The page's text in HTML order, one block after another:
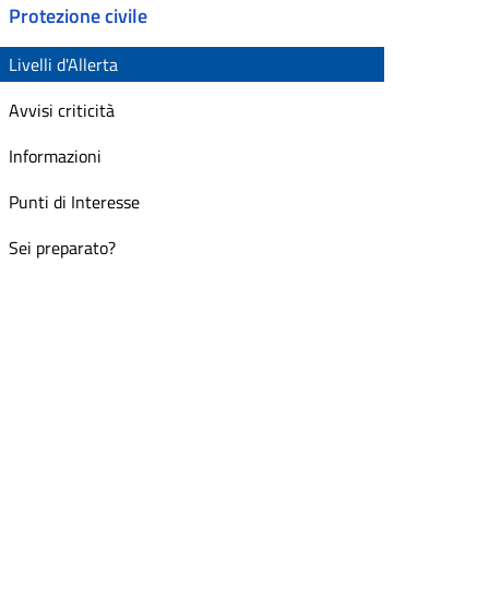
Protezione civile
Livelli d'Allerta
Avvisi criticità
Informazioni
Punti di Interesse
Sei preparato?